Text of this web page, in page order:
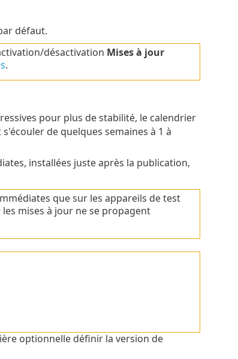
défaut.
désactivation Mises à jour
.
pour plus de stabilité, le calendrier
de quelques semaines à 1 à
installées juste après la publication,
que sur les appareils de test
mises à jour ne se propagent
optionnelle définir la version de